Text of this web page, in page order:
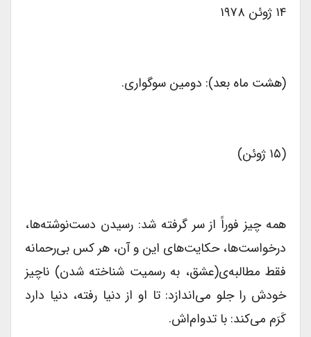
۱۴ ژوئن ۱۹۷۸
(هشت ماه بعد): دومین سوگواری.
همه چیز فوراً از سر گرفته شد: رسیدن دست‌نوشته‌ها،
درخواست‌ها، حکایت‌های این و آن، هر کس بی‌رحمانه
فقط مطالبه‌ی(عشق، به رسمیت شناخته شدن) ناچیز
خودش را جلو می‌اندازد: تا او از دنیا رفته، دنیا دارد
کَرَم می‌کند: با تدوام‌اش.